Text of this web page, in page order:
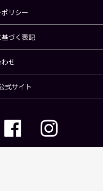
リシー
づく表記
せ
式サイト